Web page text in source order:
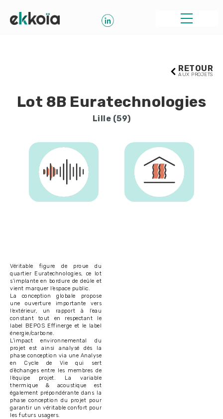
RETOUR
AUX PROJETS
Lot 8B Euratechnologies
Lille (59)
Véritable figure de proue du
quartier Euratechnologies, ce lot
s’implante en bordure de deûle et
vient marquer l’espace public.
La conception globale propose
une ouverture importante vers
l’extérieur, un rapport à l’eau
constant tout en respectant le
label BEPOS Effinerge et le label
énergie/carbone.
L’impact environnemental du
projet est ainsi analysé dès la
phase conception via une Analyse
en Cycle de Vie qui sert
d’échanges entre les membres de
l’équipe projet. La variable
thermique & acoustique est
également prépondérante dans la
phase conception du projet pour
garantir un véritable confort pour
les futurs usagers.